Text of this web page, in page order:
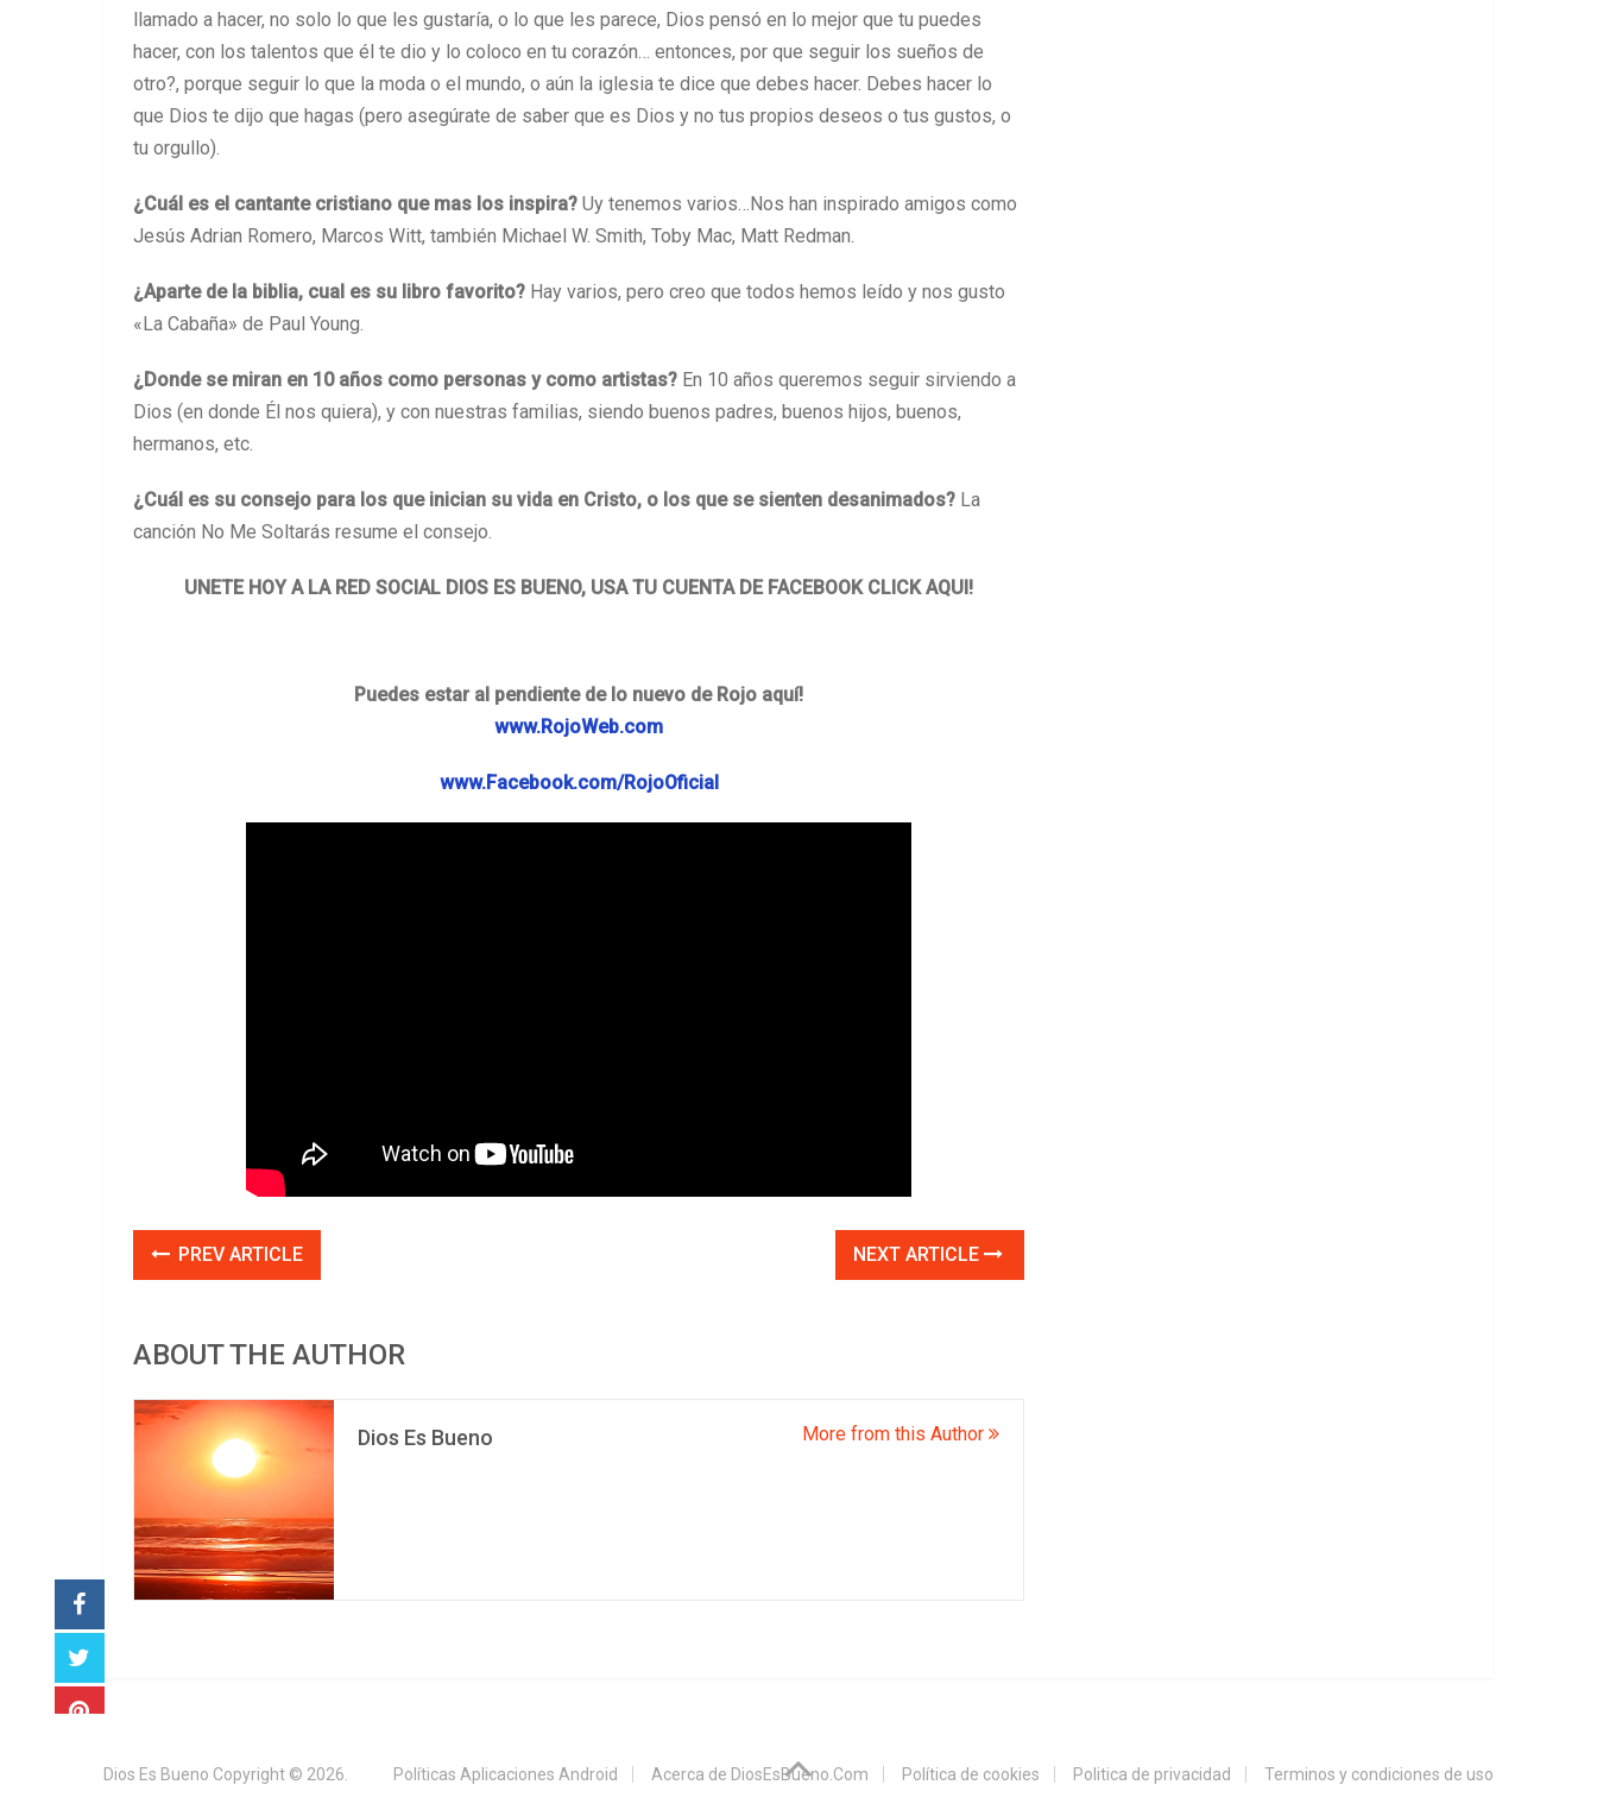
llamado a hacer, no solo lo que les gustaría, o lo que les parece, Dios pensó en lo mejor que tu puedes
hacer, con los talentos que él te dio y lo coloco en tu corazón… entonces, por que seguir los sueños de
otro?, porque seguir lo que la moda o el mundo, o aún la iglesia te dice que debes hacer. Debes hacer lo
que Dios te dijo que hagas (pero asegúrate de saber que es Dios y no tus propios deseos o tus gustos, o
tu orgullo).
¿Cuál es el cantante cristiano que mas los inspira? Uy tenemos varios…Nos han inspirado amigos como
Jesús Adrian Romero, Marcos Witt, también Michael W. Smith, Toby Mac, Matt Redman.
¿Aparte de la biblia, cual es su libro favorito? Hay varios, pero creo que todos hemos leído y nos gusto
«La Cabaña» de Paul Young.
¿Donde se miran en 10 años como personas y como artistas? En 10 años queremos seguir sirviendo a
Dios (en donde Él nos quiera), y con nuestras familias, siendo buenos padres, buenos hijos, buenos,
hermanos, etc.
¿Cuál es su consejo para los que inician su vida en Cristo, o los que se sienten desanimados? La
canción No Me Soltarás resume el consejo.
UNETE HOY A LA RED SOCIAL DIOS ES BUENO, USA TU CUENTA DE FACEBOOK CLICK AQUI!
Puedes estar al pendiente de lo nuevo de Rojo aquí!
www.RojoWeb.com
www.Facebook.com/RojoOficial
PREV ARTICLE NEXT ARTICLE
ABOUT THE AUTHOR
Dios Es Bueno More from this Author
Dios Es Bueno Copyright © 2026. Políticas Aplicaciones Android Acerca de DiosEsBueno.Com Política de cookies Politica de privacidad Terminos y condiciones de uso